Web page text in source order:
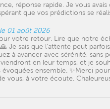
réponse rapide. Je vous
que vos prédictions se
01 août 2026
votre retour. Lire que notre
Je sais que l'attente peut
à avancer avec sérénité,
en leur temps, et je
évoquées ensemble. ✨Merci
vous, à votre écoute.